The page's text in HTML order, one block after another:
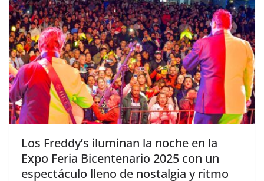
Los Freddy’s iluminan la noche en la
Expo Feria Bicentenario 2025 con un
espectáculo lleno de nostalgia y ritmo